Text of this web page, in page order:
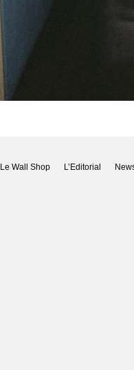
Le Wall Shop L’Editorial